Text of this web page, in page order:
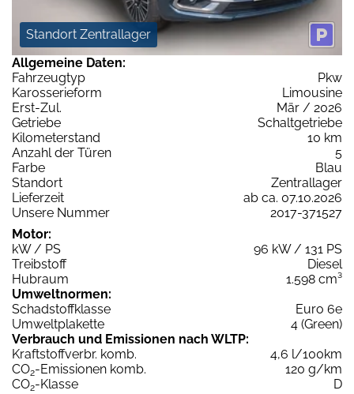
Standort Zentrallager
Allgemeine Daten:
Fahrzeugtyp
Pkw
Karosserieform
Limousine
Erst-Zul.
Mär / 2026
Getriebe
Schaltgetriebe
Kilometerstand
10 km
Anzahl der Türen
5
Farbe
Blau
Standort
Zentrallager
Lieferzeit
ab ca. 07.10.2026
Unsere Nummer
2017-371527
Motor:
kW / PS
96 kW / 131 PS
Treibstoff
Diesel
Hubraum
1.598 cm³
Umweltnormen:
Schadstoffklasse
Euro 6e
Umweltplakette
4 (Green)
Verbrauch und Emissionen nach WLTP:
Kraftstoffverbr. komb.
4,6 l/100km
CO2-Emissionen komb.
120 g/km
CO2-Klasse
D